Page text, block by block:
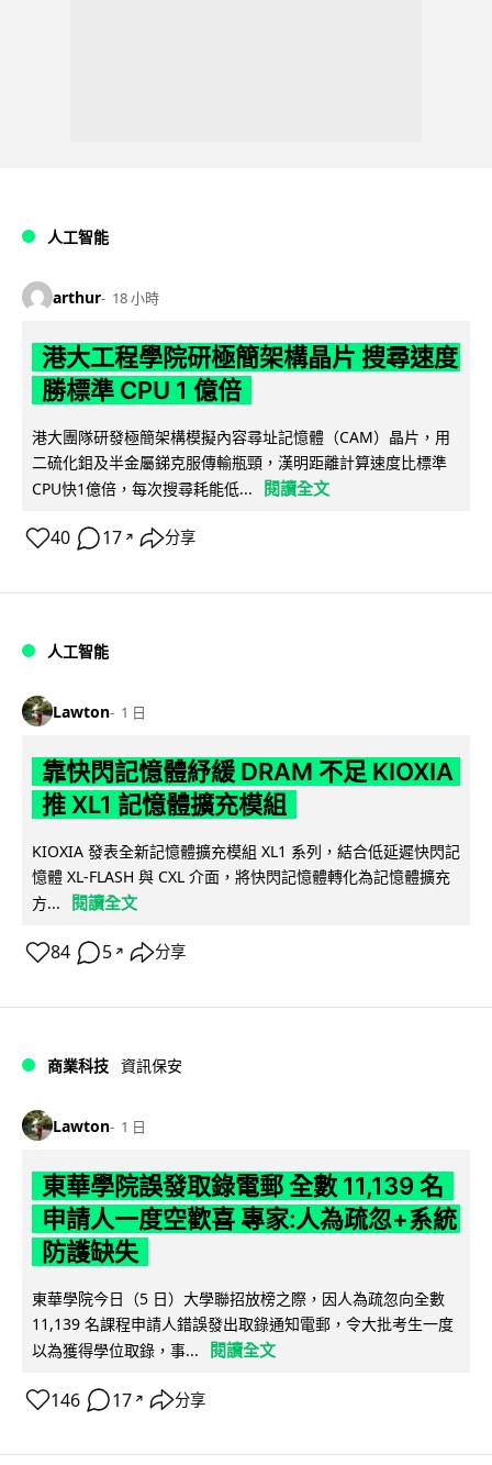
人工智能
arthur 18 小時
港大工程學院研極簡架構晶片 搜尋速度
勝標準 CPU 1 億倍
港大團隊研發極簡架構模擬內容尋址記憶體（CAM）晶片，用
二硫化鉬及半金屬銻克服傳輸瓶頸，漢明距離計算速度比標準
CPU快1億倍，每次搜尋耗能低...
閱讀全文
40 17 ↗ 分享
人工智能
Lawton 1 日
靠快閃記憶體紓緩 DRAM 不足 KIOXIA
推 XL1 記憶體擴充模組
KIOXIA 發表全新記憶體擴充模組 XL1 系列，結合低延遲快閃記
憶體 XL-FLASH 與 CXL 介面，將快閃記憶體轉化為記憶體擴充
方...
閱讀全文
84 5 ↗ 分享
商業科技 資訊保安
Lawton 1 日
東華學院誤發取錄電郵 全數 11,139 名
申請人一度空歡喜 專家:人為疏忽+系統
防護缺失
東華學院今日（5 日）大學聯招放榜之際，因人為疏忽向全數
11,139 名課程申請人錯誤發出取錄通知電郵，令大批考生一度
以為獲得學位取錄，事...
閱讀全文
146 17 ↗ 分享